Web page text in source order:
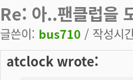
Re: 아..팬클럽을
글쓴이: bus710 / 작성시
atclock wrote: